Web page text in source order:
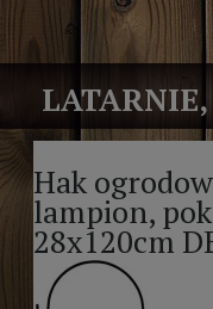
Hak
lampion,
28x120cm